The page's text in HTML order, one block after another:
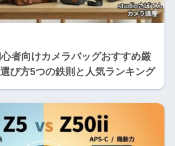
心者向けカメラバッグおすすめ厳
び方5つの鉄則と人気ランキング